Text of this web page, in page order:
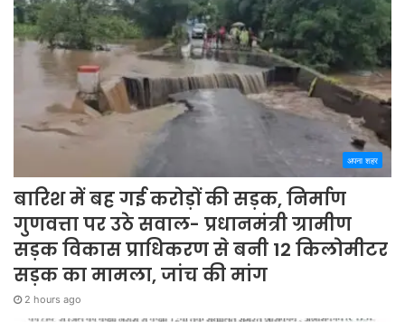
अपना शहर
बारिश में बह गई करोड़ों की सड़क, निर्माण
गुणवत्ता पर उठे सवाल- प्रधानमंत्री ग्रामीण
सड़क विकास प्राधिकरण से बनी 12 किलोमीटर
सड़क का मामला, जांच की मांग
2 hours ago